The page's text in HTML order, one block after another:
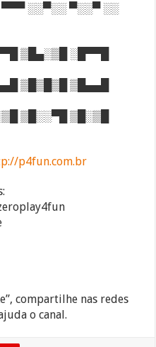
░░▀░░ ▀░░▀ ░░
▒█▄░▒█ ░█▀▀█
▒█▒█▒█ ▒█▄▄█
▒█░░▀█ ▒█░▒█
p4fun.com.br
compartilhe nas redes
o canal.